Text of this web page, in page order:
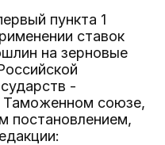
пункта 1
ставок
на зерновые
-
Таможенном союзе,
постановлением,